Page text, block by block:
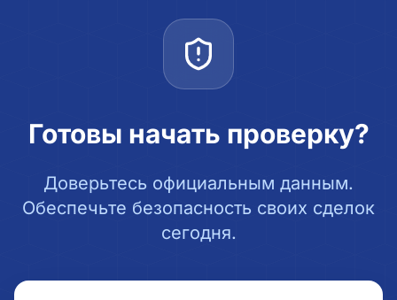
Готовы начать проверку?
Доверьтесь официальным данным.
Обеспечьте безопасность своих сделок
сегодня.